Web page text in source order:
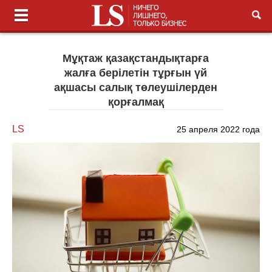
Мұқтаж қазақстандықтарға
жалға берілетін тұрғын үй
ақшасы салық төлеушілерден
қорғалмақ
LS 25 апреля 2022 года